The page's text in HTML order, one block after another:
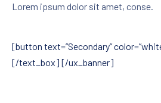
Lorem ipsum dolor sit amet, conse.
[button text=”Secondary”
[/text_box] [/ux_banner]